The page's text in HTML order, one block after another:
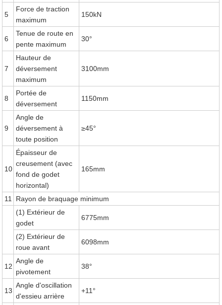
5
Force de traction
maximum
150kN
6
Tenue de route en
pente maximum
30°
7
Hauteur de
déversement
maximum
3100mm
8
Portée de
déversement
1150mm
9
Angle de
déversement à
toute position
≥45°
10
Épaisseur de
creusement (avec
fond de godet
horizontal)
165mm
11
Rayon de braquage minimum
(1) Extérieur de
godet
6775mm
(2) Extérieur de
roue avant
6098mm
12
Angle de
pivotement
38°
13
Angle d'oscillation
d'essieu arrière
+11°